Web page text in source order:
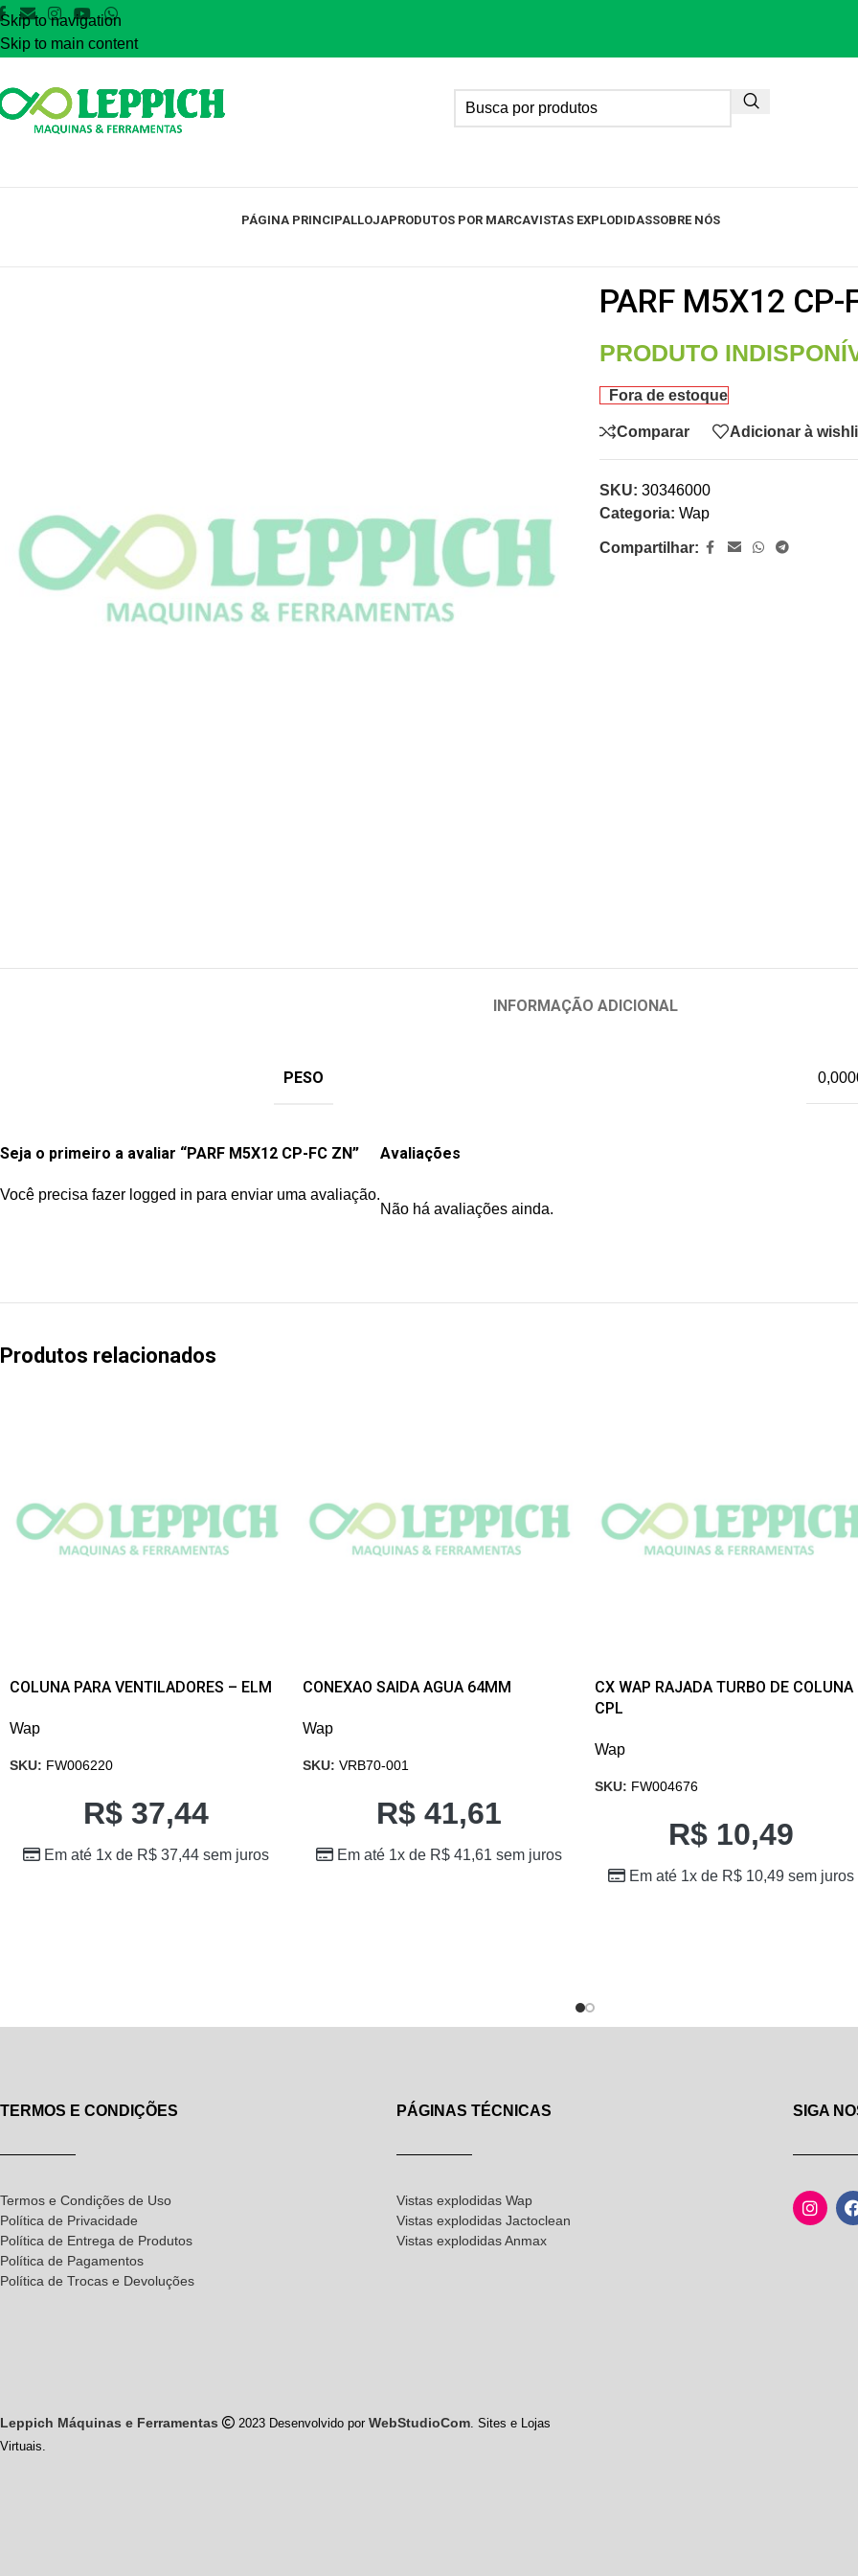
Skip to navigation
Skip to main content
PÁGINA PRINCIPALLOJAPRODUTOS POR MARCAVISTAS EXPLODIDASSOBRE NÓS
PARF M5X12 CP-
PRODUTO
Fora de estoque
Comparar Adicionar à
SKU: 30346000
Categoria: Wap
Compartilhar:
INFORMAÇÃO ADICIONAL
PESO
Avaliações
Não há avaliações ainda.
Seja o primeiro a avaliar “PARF M5X12 CP-FC ZN”
Você precisa fazer logged in para enviar uma avaliação.
Produtos relacionados
COLUNA PARA VENTILADORES – ELM
Wap
SKU: FW006220
R$ 37,44
Em até 1x de R$ 37,44 sem juros
CONEXAO SAIDA AGUA 64MM
Wap
SKU: VRB70-001
R$41,61
Em até 1x de R$41,61 sem juros
CX WAP RAJADA TURBO DE COLUNA
CPL
Wap
SKU: FW004676
R$ 10,49
Em até 1x de R$ 10,49 sem juros
TERMOS E CONDIÇÕES
Termos e Condições de Uso
Política de Privacidade
Política de Entrega de Produtos
Política de Pagamentos
Política de Trocas e Devoluções
PÁGINAS TÉCNICAS
Vistas explodidas Wap
Vistas explodidas Jactoclean
Vistas explodidas Anmax
SIGA
Leppich Máquinas e Ferramentas 2023 Desenvolvido por WebStudioCom. Sites e Lojas
Virtuais.